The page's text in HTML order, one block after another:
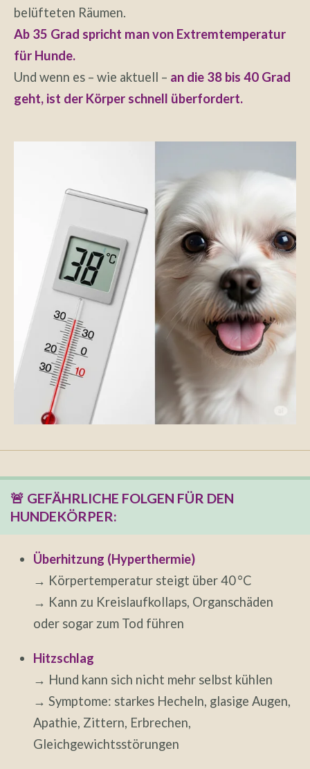
belüfteten Räumen.
Ab 35 Grad spricht man von Extremtemperatur
für Hunde.
Und wenn es – wie aktuell – an die 38 bis 40 Grad
geht, ist der Körper schnell überfordert.
🚨 GEFÄHRLICHE FOLGEN FÜR DEN
HUNDEKÖRPER:
Überhitzung (Hyperthermie)
→ Körpertemperatur steigt über 40 °C
→ Kann zu Kreislaufkollaps, Organschäden
oder sogar zum Tod führen
Hitzschlag
→ Hund kann sich nicht mehr selbst kühlen
→ Symptome: starkes Hecheln, glasige Augen,
Apathie, Zittern, Erbrechen,
Gleichgewichtsstörungen